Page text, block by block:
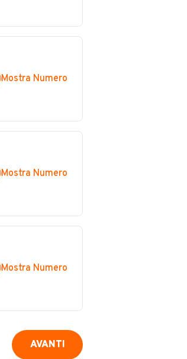
Mostra Numero
Mostra Numero
Mostra Numero
AVANTI